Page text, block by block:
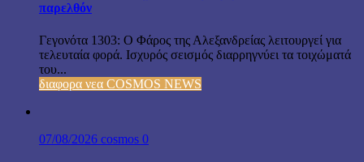
παρελθόν
Γεγονότα 1303: Ο Φάρος της Αλεξανδρείας λειτουργεί για
τελευταία φορά. Ισχυρός σεισμός διαρρηγνύει τα τοιχώματά
του...
διαφορα νεα COSMOS NEWS
07/08/2026 cosmos 0